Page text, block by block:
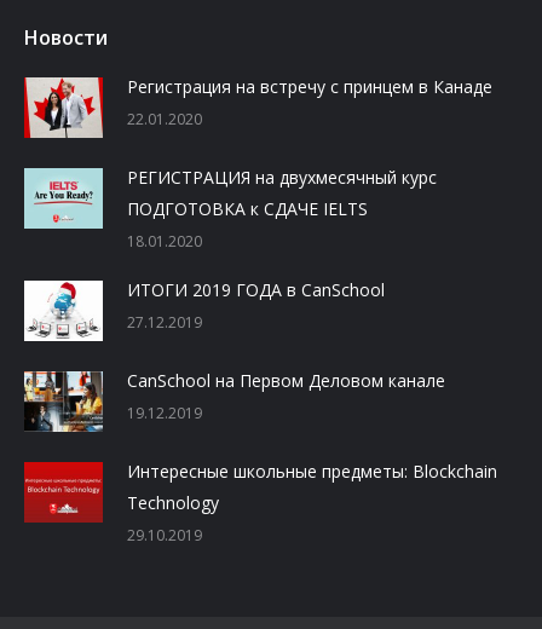
Новости
Регистрация на встречу с принцем в Канаде
22.01.2020
РЕГИСТРАЦИЯ на двухмесячный курс
ПОДГОТОВКА к СДАЧЕ IELTS
18.01.2020
ИТОГИ 2019 ГОДА в CanSchool
27.12.2019
CanSchool на Первом Деловом канале
19.12.2019
Интересные школьные предметы: Blockchain
Technology
29.10.2019